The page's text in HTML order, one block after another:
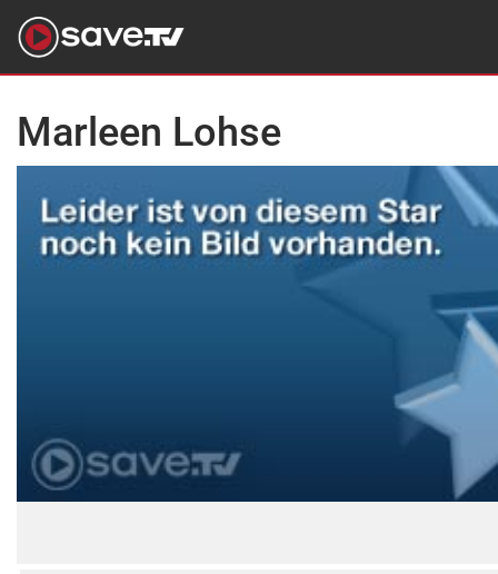
Marleen Lohse